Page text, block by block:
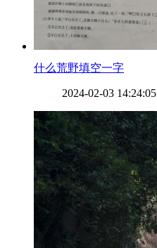
​什么荒野填空一字
2024-02-03 14:24:05